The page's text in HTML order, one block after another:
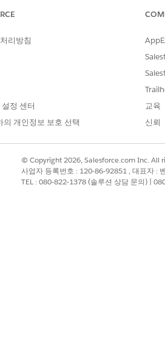
랜드 개체를 보려면 레코드에서 데
있도록 허용
드
도움이 되는 조직 ID를 입력합니다.
다.
여러 브랜드에 유사한 레코드를 만듭니다.
러 브랜드를 추적하기를 원하는
리방침
정 센터
의 개인정보 보호 선택
교육
신뢰
© Copyright 2026, Salesforce.com Inc. All
사업자 등록번호 : 120-86-92851 , 대표자 :
TEL : 080-822-1378 (솔루션 상담 문의) |